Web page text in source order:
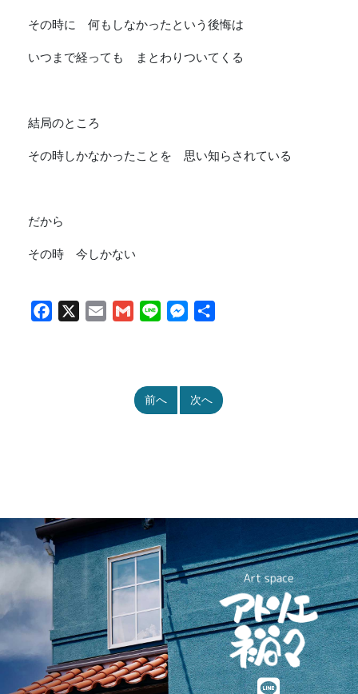
その時に 何もしなかったという後悔は
いつまで経っても まとわりついてくる
結局のところ
その時しかなかったことを 思い知らされている
だから
その時 今しかない
Facebook Email Gmail Line Messenger
前へ 次へ